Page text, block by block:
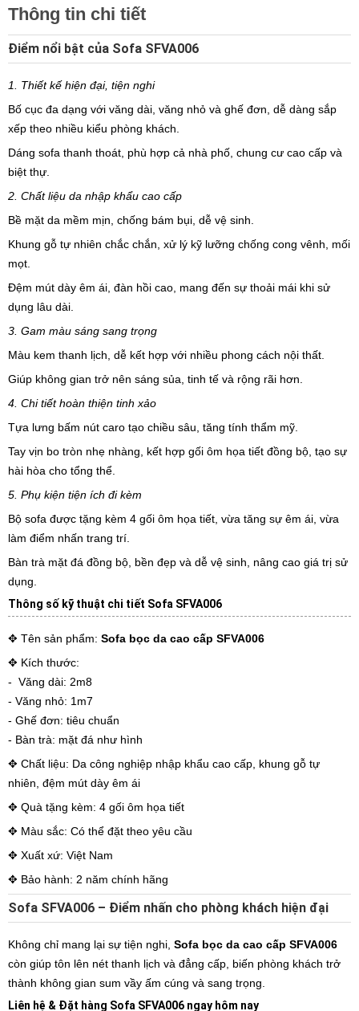
Thông tin chi tiết
Điểm nổi bật của Sofa SFVA006
1. Thiết kế hiện đại, tiện nghi
Bố cục đa dạng với văng dài, văng nhỏ và ghế đơn, dễ dàng sắp
xếp theo nhiều kiểu phòng khách.
Dáng sofa thanh thoát, phù hợp cả nhà phố, chung cư cao cấp và
biệt thự.
2. Chất liệu da nhập khẩu cao cấp
Bề mặt da mềm mịn, chống bám bụi, dễ vệ sinh.
Khung gỗ tự nhiên chắc chắn, xử lý kỹ lưỡng chống cong vênh, mối
mọt.
Đệm mút dày êm ái, đàn hồi cao, mang đến sự thoải mái khi sử
dụng lâu dài.
3. Gam màu sáng sang trọng
Màu kem thanh lịch, dễ kết hợp với nhiều phong cách nội thất.
Giúp không gian trở nên sáng sủa, tinh tế và rộng rãi hơn.
4. Chi tiết hoàn thiện tinh xảo
Tựa lưng bấm nút caro tạo chiều sâu, tăng tính thẩm mỹ.
Tay vịn bo tròn nhẹ nhàng, kết hợp gối ôm họa tiết đồng bộ, tạo sự
hài hòa cho tổng thể.
5. Phụ kiện tiện ích đi kèm
Bộ sofa được tặng kèm 4 gối ôm họa tiết, vừa tăng sự êm ái, vừa
làm điểm nhấn trang trí.
Bàn trà mặt đá đồng bộ, bền đẹp và dễ vệ sinh, nâng cao giá trị sử
dụng.
Thông số kỹ thuật chi tiết Sofa SFVA006
✥ Tên sản phẩm: Sofa bọc da cao cấp SFVA006
✥ Kích thước:
- Văng dài: 2m8
- Văng nhỏ: 1m7
- Ghế đơn: tiêu chuẩn
- Bàn trà: mặt đá như hình
✥ Chất liệu: Da công nghiệp nhập khẩu cao cấp, khung gỗ tự
nhiên, đệm mút dày êm ái
✥ Quà tặng kèm: 4 gối ôm họa tiết
✥ Màu sắc: Có thể đặt theo yêu cầu
✥ Xuất xứ: Việt Nam
✥ Bảo hành: 2 năm chính hãng
Sofa SFVA006 – Điểm nhấn cho phòng khách hiện đại
Không chỉ mang lại sự tiện nghi, Sofa bọc da cao cấp SFVA006
còn giúp tôn lên nét thanh lịch và đẳng cấp, biến phòng khách trở
thành không gian sum vầy ấm cúng và sang trọng.
Liên hệ & Đặt hàng Sofa SFVA006 ngay hôm nay